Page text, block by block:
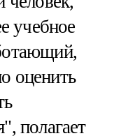
учебное
оценить
полагает